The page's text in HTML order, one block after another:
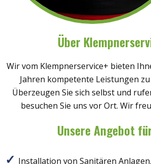
Über
Wir vom Klempnerservice+ bieten
Jahren kompetente Leistungen
Überzeugen Sie sich selbst und
besuchen Sie uns vor Ort. Wir
Unsere Angebot
Installation von Sanitären